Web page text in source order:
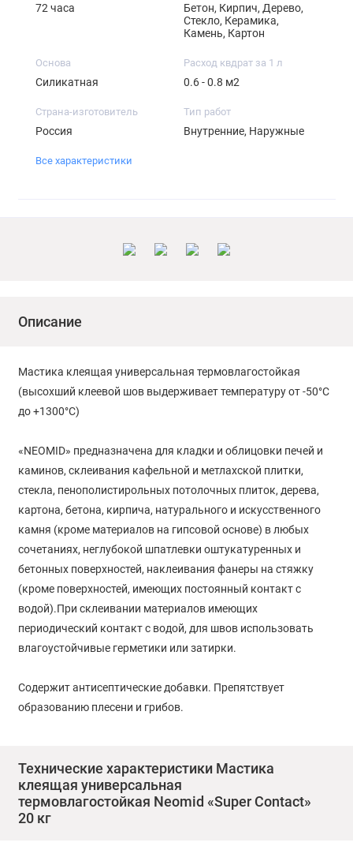
72 часа
Бетон, Кирпич, Дерево,
Стекло, Керамика,
Камень, Картон
Основа
Силикатная
Расход квдрат за 1 л
0.6 - 0.8 м2
Страна-изготовитель
Россия
Тип работ
Внутренние, Наружные
Все характеристики
Описание
Мастика клеящая универсальная термовлагостойкая
(высохший клеевой шов выдерживает температуру от -50°С
до +1300°С)
«NEOMID» предназначена для кладки и облицовки печей и
каминов, склеивания кафельной и метлахской плитки,
стекла, пенополистирольных потолочных плиток, дерева,
картона, бетона, кирпича, натурального и искусственного
камня (кроме материалов на гипсовой основе) в любых
сочетаниях, неглубокой шпатлевки оштукатуренных и
бетонных поверхностей, наклеивания фанеры на стяжку
(кроме поверхностей, имеющих постоянный контакт с
водой).При склеивании материалов имеющих
периодический контакт с водой, для швов использовать
влагоустойчивые герметики или затирки.
Содержит антисептические добавки. Препятствует
образованию плесени и грибов.
Мастику перед применением следует перемешать, при
необходимости разбавить водой не более 5% от массы.
Склеиваемые поверхности выровнять, высушить, очистить
Технические характеристики Мастика
клеящая универсальная
термовлагостойкая Neomid «Super Contact»
20 кг